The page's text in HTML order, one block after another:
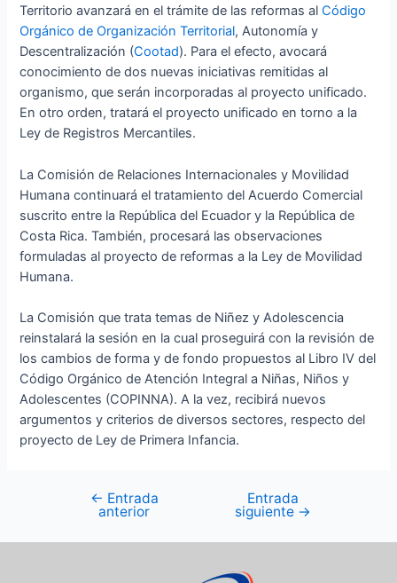
Territorio avanzará en el trámite de las reformas alCódigo
Orgánico de Organización Territorial, Autonomía y
Descentralización (Cootad). Para el efecto, avocará
conocimiento de dos nuevas iniciativas remitidas al
organismo, que serán incorporadas al proyecto unificado.
En otro orden, tratará el proyecto unificado en torno a la
Ley de Registros Mercantiles.
La Comisión de Relaciones Internacionales y Movilidad
Humana continuará el tratamiento del Acuerdo Comercial
suscrito entre la República del Ecuador y la República de
Costa Rica. También, procesará las observaciones
formuladas al proyecto de reformas a la Ley de Movilidad
Humana.
La Comisión que trata temas de Niñez y Adolescencia
reinstalará la sesión en la cual proseguirá con la revisión de
los cambios de forma y de fondo propuestos al Libro IV del
Código Orgánico de Atención Integral a Niñas, Niños y
Adolescentes (COPINNA). A la vez, recibirá nuevos
argumentos y criterios de diversos sectores, respecto del
proyecto de Ley de Primera Infancia.
← Entrada
anterior
Entrada
siguiente →